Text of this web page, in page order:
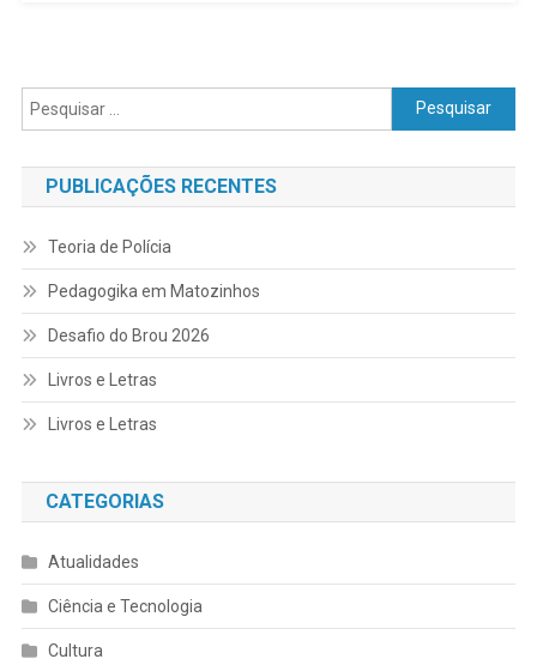
Pesquisar
por:
PUBLICAÇÕES RECENTES
Teoria de Polícia
Pedagogika em Matozinhos
Desafio do Brou 2026
Livros e Letras
Livros e Letras
CATEGORIAS
Atualidades
Ciência e Tecnologia
Cultura